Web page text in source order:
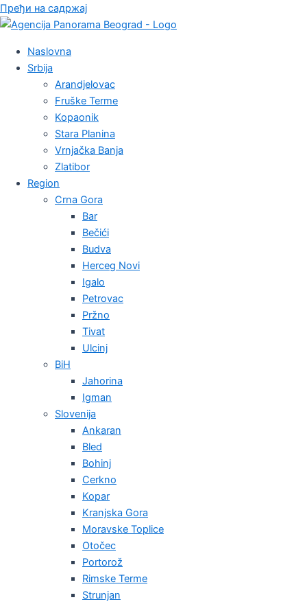
Пређи на садржај
Naslovna
Srbija
Arandjelovac
Fruške Terme
Kopaonik
Stara Planina
Vrnjačka Banja
Zlatibor
Region
Crna Gora
Bar
Bečići
Budva
Herceg Novi
Igalo
Petrovac
Pržno
Tivat
Ulcinj
BiH
Jahorina
Igman
Slovenija
Ankaran
Bled
Bohinj
Cerkno
Kopar
Kranjska Gora
Moravske Toplice
Otočec
Portorož
Rimske Terme
Strunjan